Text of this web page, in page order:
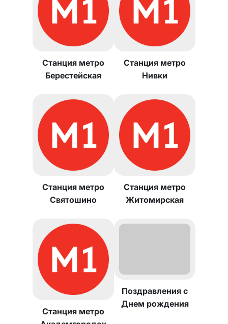
Станция метро
Берестейская
Станция метро
Нивки
Станция метро
Святошино
Станция метро
Житомирская
Станция метро
Поздравления с
Днем рождения